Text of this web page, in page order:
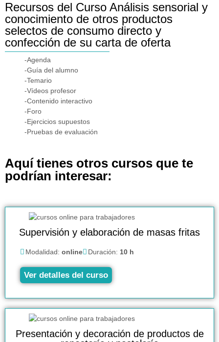
Recursos del Curso Análisis sensorial y
conocimiento de otros productos
selectos de consumo directo y
confección de su carta de oferta
-Agenda
-Guía del alumno
-Temario
-Vídeos profesor
-Contenido interactivo
-Foro
-Ejercicios supuestos
-Pruebas de evaluación
Aquí tienes otros cursos que te
podrían interesar:
Supervisión y elaboración de masas fritas
Modalidad: online Duración: 10 h
Ver detalles del curso
Presentación y decoración de productos de